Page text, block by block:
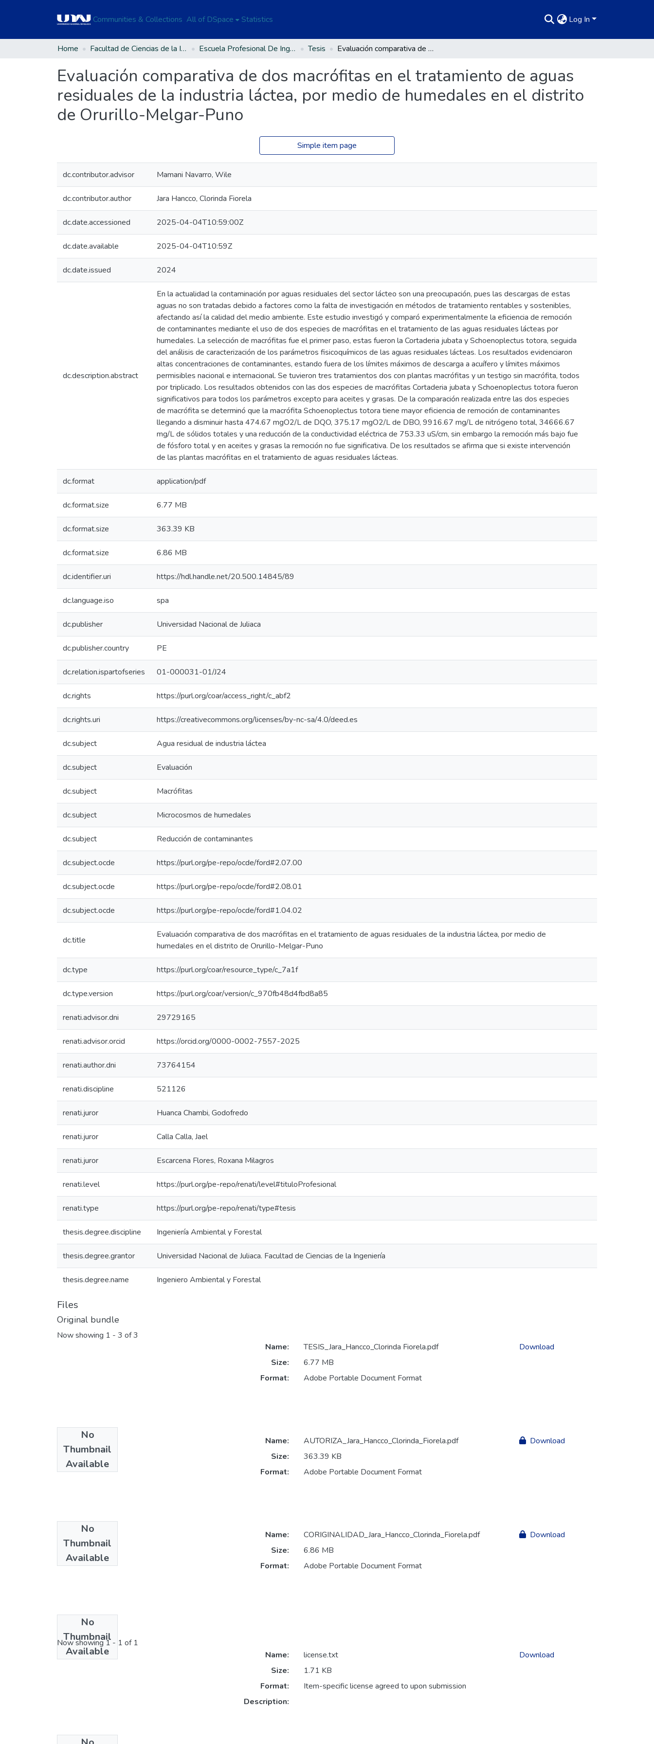
Communities & Collections All of DSpace Statistics Log In
Home Facultad de Ciencias de la Ingeniería Escuela Profesional De Ingeniería Ambiental Y Forestal Tesis Evaluación comparativa de dos macrófitas en el tratamiento de aguas residuales de la industria láctea, por medio de humedales en el distrito de Orurillo-Melgar-Puno
Evaluación comparativa de dos macrófitas en el tratamiento de aguas
residuales de la industria láctea, por medio de humedales en el distrito
de Orurillo-Melgar-Puno
Simple item page
dc.contributor.advisor Mamani Navarro, Wile
dc.contributor.author Jara Hancco, Clorinda Fiorela
dc.date.accessioned 2025-04-04T10:59:00Z
dc.date.available 2025-04-04T10:59Z
dc.date.issued 2024
dc.description.abstract
En la actualidad la contaminación por aguas residuales del sector lácteo son una preocupación, pues las descargas de estas
aguas no son tratadas debido a factores como la falta de investigación en métodos de tratamiento rentables y sostenibles,
afectando así la calidad del medio ambiente. Este estudio investigó y comparó experimentalmente la eficiencia de remoción
de contaminantes mediante el uso de dos especies de macrófitas en el tratamiento de las aguas residuales lácteas por
humedales. La selección de macrófitas fue el primer paso, estas fueron la Cortaderia jubata y Schoenoplectus totora, seguida
del análisis de caracterización de los parámetros fisicoquímicos de las aguas residuales lácteas. Los resultados evidenciaron
altas concentraciones de contaminantes, estando fuera de los límites máximos de descarga a acuífero y límites máximos
permisibles nacional e internacional. Se tuvieron tres tratamientos dos con plantas macrófitas y un testigo sin macrófita, todos
por triplicado. Los resultados obtenidos con las dos especies de macrófitas Cortaderia jubata y Schoenoplectus totora fueron
significativos para todos los parámetros excepto para aceites y grasas. De la comparación realizada entre las dos especies
de macrófita se determinó que la macrófita Schoenoplectus totora tiene mayor eficiencia de remoción de contaminantes
llegando a disminuir hasta 474.67 mgO2/L de DQO, 375.17 mgO2/L de DBO, 9916.67 mg/L de nitrógeno total, 34666.67
mg/L de sólidos totales y una reducción de la conductividad eléctrica de 753.33 uS/cm, sin embargo la remoción más bajo fue
de fósforo total y en aceites y grasas la remoción no fue significativa. De los resultados se afirma que si existe intervención
de las plantas macrófitas en el tratamiento de aguas residuales lácteas.
dc.format application/pdf
dc.format.size 6.77 MB
dc.format.size 363.39 KB
dc.format.size 6.86 MB
dc.identifier.uri https://hdl.handle.net/20.500.14845/89
dc.language.iso spa
dc.publisher Universidad Nacional de Juliaca
dc.publisher.country PE
dc.relation.ispartofseries 01-000031-01/J24
dc.rights https://purl.org/coar/access_right/c_abf2
dc.rights.uri https://creativecommons.org/licenses/by-nc-sa/4.0/deed.es
dc.subject Agua residual de industria láctea
dc.subject Evaluación
dc.subject Macrófitas
dc.subject Microcosmos de humedales
dc.subject Reducción de contaminantes
dc.subject.ocde https://purl.org/pe-repo/ocde/ford#2.07.00
dc.subject.ocde https://purl.org/pe-repo/ocde/ford#2.08.01
dc.subject.ocde https://purl.org/pe-repo/ocde/ford#1.04.02
dc.title
Evaluación comparativa de dos macrófitas en el tratamiento de aguas residuales de la industria láctea, por medio de
humedales en el distrito de Orurillo-Melgar-Puno
dc.type https://purl.org/coar/resource_type/c_7a1f
dc.type.version https://purl.org/coar/version/c_970fb48d4fbd8a85
renati.advisor.dni 29729165
renati.advisor.orcid https://orcid.org/0000-0002-7557-2025
renati.author.dni 73764154
renati.discipline 521126
renati.juror Huanca Chambi, Godofredo
renati.juror Calla Calla, Jael
renati.juror Escarcena Flores, Roxana Milagros
renati.level https://purl.org/pe-repo/renati/level#tituloProfesional
renati.type https://purl.org/pe-repo/renati/type#tesis
thesis.degree.discipline Ingeniería Ambiental y Forestal
thesis.degree.grantor Universidad Nacional de Juliaca. Facultad de Ciencias de la Ingeniería
thesis.degree.name Ingeniero Ambiental y Forestal
Files
Original bundle
Now showing 1 - 3 of 3
No
Thumbnail
Available
Name:
TESIS_Jara_Hancco_Clorinda Fiorela.pdf
Size:
6.77 MB
Format:
Adobe Portable Document Format
Download
No
Thumbnail
Available
Name:
AUTORIZA_Jara_Hancco_Clorinda_Fiorela.pdf
Size:
363.39 KB
Format:
Adobe Portable Document Format
Download
No
Thumbnail
Available
Name:
CORIGINALIDAD_Jara_Hancco_Clorinda_Fiorela.pdf
Size:
6.86 MB
Format:
Adobe Portable Document Format
Download
License bundle
Now showing1 - 1 of 1
Name:
license.txt
Size:
1.71 KB
Format:
Item-specific license agreed to upon submission
Description:
Download